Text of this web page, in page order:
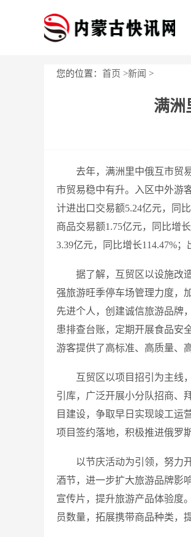
您的位置： 首页 >新闻 >
满洲
去年，满洲里中俄互市贸
市贸易稳中有升。入区中外游
计进出口交易额5.24亿元，同
商品交易额1.75亿元，同比增
3.39亿元，同比增长114.47%；
据了解，互贸区以设施改
强旅游旺季停车场管理力度，
先进个人，创建诚信旅游品牌
患排查台账，定期开展食品安
游客提供了高标准、高质量、
互贸区以项目招引为主线
引库，广泛开展小分队招商、
目建设，争取早日实现竣工运
项目签约落地，积极推进俄罗
以节庆活动为引领，努力
酒节，进一步扩大旅游品牌影
宣传片，提升旅游产品体验度
员数量，拓展携带商品种类，